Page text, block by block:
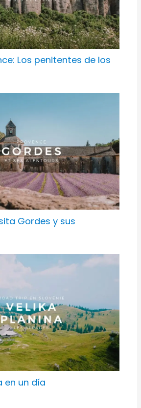
Los penitentes de los
Gordes y sus
en un día